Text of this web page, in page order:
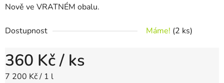
Nově ve VRATNÉM obalu.
Dostupnost Máme! (2 ks)
360 Kč/ ks
Měrná cena:
7 200 Kč / 1 l